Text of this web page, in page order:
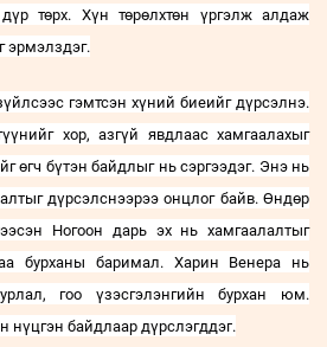
төрх. Хүн төрөлхтөн үргэлж алдаж
эрмэлздэг.
гэмтсэн хүний биеийг дүрсэлнэ.
хор, азгүй явдлаас хамгаалахыг
өгч бүтэн байдлыг нь сэргээдэг. Энэ нь
гдүрсэлснээрээ онцлог байв. Өндөр
Ногоон дарь эх нь хамгаалалтыг
бурханы баримал. Харин Венера нь
гоо үзэсгэлэнгийн бурхан юм.
нүцгэн байдлаар дүрслэгддэг.